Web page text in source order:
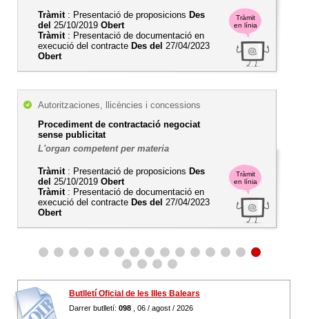
Tràmit
en línia
Tràmit: Presentació de proposicions Des
del 25/10/2019 Obert
Tràmit: Presentació de documentació en
execució del contracte Des del 27/04/2023
Obert
Tràmit
en línia
Autoritzaciones, llicències i concessions
Procediment de contractació negociat
sense publicitat
L'organ competent per materia
Tràmit: Presentació de proposicions Des
del 25/10/2019 Obert
Tràmit: Presentació de documentació en
execució del contracte Des del 27/04/2023
Obert
Butlletí Oficial de les Illes Balears
Darrer butlletí: 098 , 06 / agost / 2026